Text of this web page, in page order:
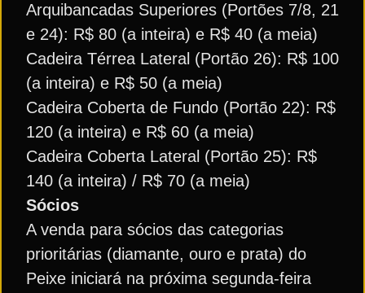
Arquibancadas Superiores (Portões 7/8, 21
e 24): R$ 80 (a inteira) e R$ 40 (a meia)
Cadeira Térrea Lateral (Portão 26): R$ 100
(a inteira) e R$ 50 (a meia)
Cadeira Coberta de Fundo (Portão 22): R$
120 (a inteira) e R$ 60 (a meia)
Cadeira Coberta Lateral (Portão 25): R$
140 (a inteira) / R$ 70 (a meia)
Sócios
A venda para sócios das categorias
prioritárias (diamante, ouro e prata) do
Peixe iniciará na próxima segunda-feira